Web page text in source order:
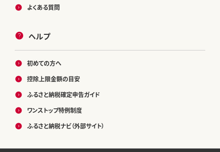
よくある質問
ヘルプ
初めての方へ
控除上限金額の目安
ふるさと納税確定申告ガイド
ワンストップ特例制度
ふるさと納税ナビ（外部サイト）